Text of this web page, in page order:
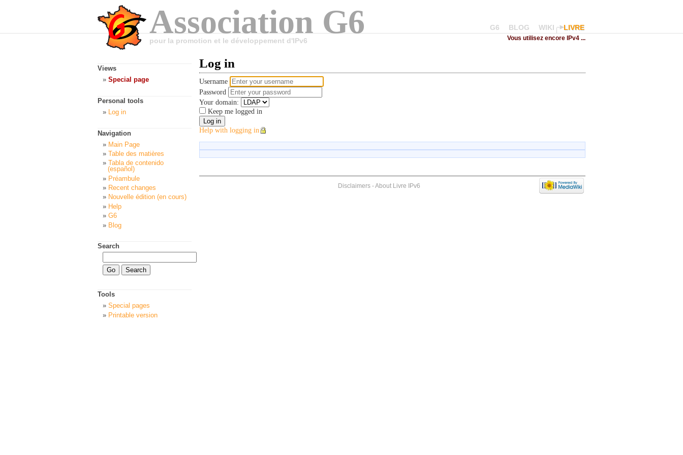
Association G6
pour la promotion et le développement d'IPv6
G6 BLOG WIKI LIVRE
Vous utilisez encore IPv4 ...
Log in
Username
Password
Your domain:
Keep me logged in
Help with logging in
Views
Special page
Personal tools
Log in
Navigation
Main Page
Table des matières
Tabla de contenido
(español)
Préambule
Recent changes
Nouvelle édition (en cours)
Help
G6
Blog
Search
Tools
Special pages
Printable version
Disclaimers-About Livre IPv6